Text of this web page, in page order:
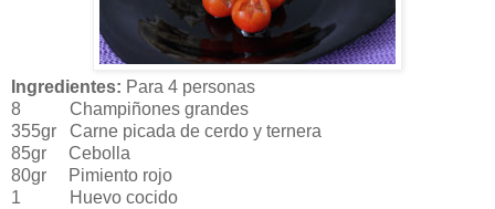
Ingredientes: Para 4 personas
8 Champiñones grandes
355gr Carne picada de cerdo y ternera
85gr Cebolla
80gr Pimiento rojo
1 Huevo cocido